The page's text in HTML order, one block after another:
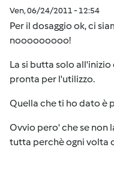
Ven, 06/24/2011 - 12:54
Per il dosaggio ok, ci
nooooooooo!
La si butta solo
pronta per l'utilizzo.
Quella che ti ho dato è
Ovvio pero' che se non
tutta perchè ogni volta